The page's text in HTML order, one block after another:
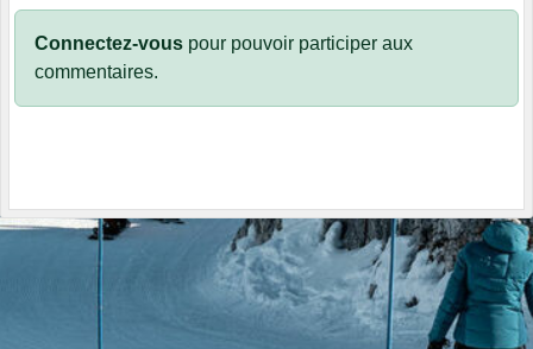
Connectez-vous pour pouvoir participer aux
commentaires.